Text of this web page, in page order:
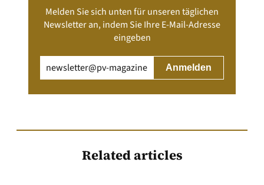
Melden Sie sich unten für unseren täglichen
Newsletter an, indem Sie Ihre E-Mail-Adresse
eingeben
(erforderlich)
Related articles